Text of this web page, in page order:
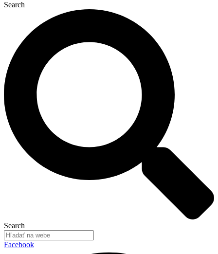
Search
Search
Facebook